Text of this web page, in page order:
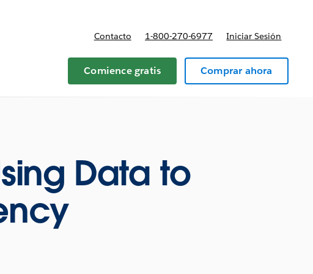
for Planes y precios
Contacto 1-800-270-6977 Iniciar Sesión
Comience gratis Comprar ahora
Data to